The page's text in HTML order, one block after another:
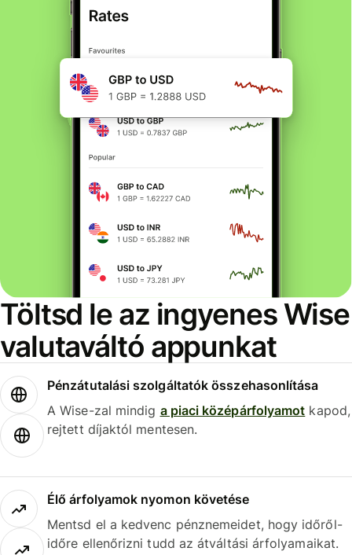
Töltsd le az ingyenes Wise
valutaváltó appunkat
Pénzátutalási szolgáltatók összehasonlítása
A Wise-zal mindig a piaci középárfolyamot kapod,
rejtett díjaktól mentesen.
Élő árfolyamok nyomon követése
Mentsd el a kedvenc pénznemeidet, hogy időről-
időre ellenőrizni tudd az átváltási árfolyamaikat.